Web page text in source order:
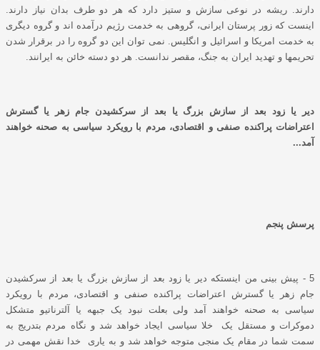
دارند. ریشه در نوعی سازش و ستیز دارد که هر دو طرف بدان نیاز دارند.
اینست که زور پرستان ایرانی، گروهی به خدمت رﮊیم درآمده اند و گروه دیگری
به خدمت امریکا و اسرائیل و انگلیس. نمی توان این دو گروه را در برقرار شدن
تحریمها و تهدید ایران به جنگ، مقصر ندانست. هر دو دسته خائن به ایرانند.
دیر یا زود بعد از سازش بزرگ یا بعد از سرکشیدن جام زهر یا گسترش
اعتراضات پراکنده صنفی و اقتصادی، مردم با رویکرد سیاسی به صحنه خواهند
آمد...
پرسش پنجم
5 - پیش بینی من اینستکه دیر یا زود بعد از سازش بزرگ یا بعد از سرکشیدن
جام زهر یا گسترش اعتراضات پراکنده صنفی و اقتصادی، مردم با رویکرد
سیاسی به صحنه خواهند آمد ولی بعلت نبود یک جبهه یا آلترناتیو متشکل
دموکرات و مستقل یک خلا سیاسی ایجاد خواهد شد و نگاه مردم بتدریج به
سمت شما در مقام یک منجی متوجه خواهد شد و به یاری خدا نقش مهمی در